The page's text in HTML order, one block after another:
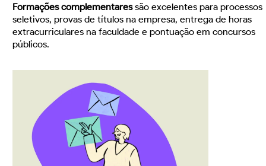
Formações complementaressão excelentes para processos
seletivos, provas de títulos na empresa, entrega de horas
extracurriculares na faculdade e pontuação em concursos
públicos.